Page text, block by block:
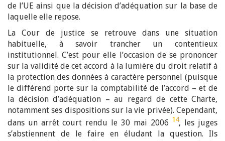
de l’UE ainsi que la décision d’adéquation sur la base de
laquelle elle repose.
La Cour de justice se retrouve dans une situation
habituelle, à savoir trancher un contentieux
institutionnel. C’est pour elle l’occasion de se prononcer
sur la validité de cet accord à la lumière du droit relatif à
la protection des données à caractère personnel (puisque
le différend porte sur la comptabilité de l’accord – et de
la décision d’adéquation – au regard de cette Charte,
notamment ses dispositions sur la vie privée). Cependant,
dans un arrêt court rendu le 30 mai 2006 14, les juges
s’abstiennent de le faire en éludant la question. Ils